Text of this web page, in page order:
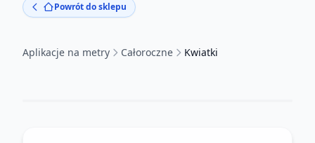
Powrót do sklepu
Aplikacje na metry Całoroczne Kwiatki